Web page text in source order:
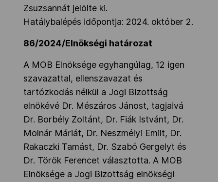
Zsuzsannát jelölte ki.
Hatálybalépés időpontja: 2024. október 2.
86/2024/Elnökségi határozat
A MOB Elnöksége egyhangúlag, 12 igen
szavazattal, ellenszavazat és
tartózkodás nélkül a Jogi Bizottság
elnökévé Dr. Mészáros Jánost, tagjaivá
Dr. Borbély Zoltánt, Dr. Fiák Istvánt, Dr.
Molnár Máriát, Dr. Neszmélyi Emilt, Dr.
Rakaczki Tamást, Dr. Szabó Gergelyt és
Dr. Török Ferencet választotta. A MOB
Elnöksége a Jogi Bizottság elnökségi